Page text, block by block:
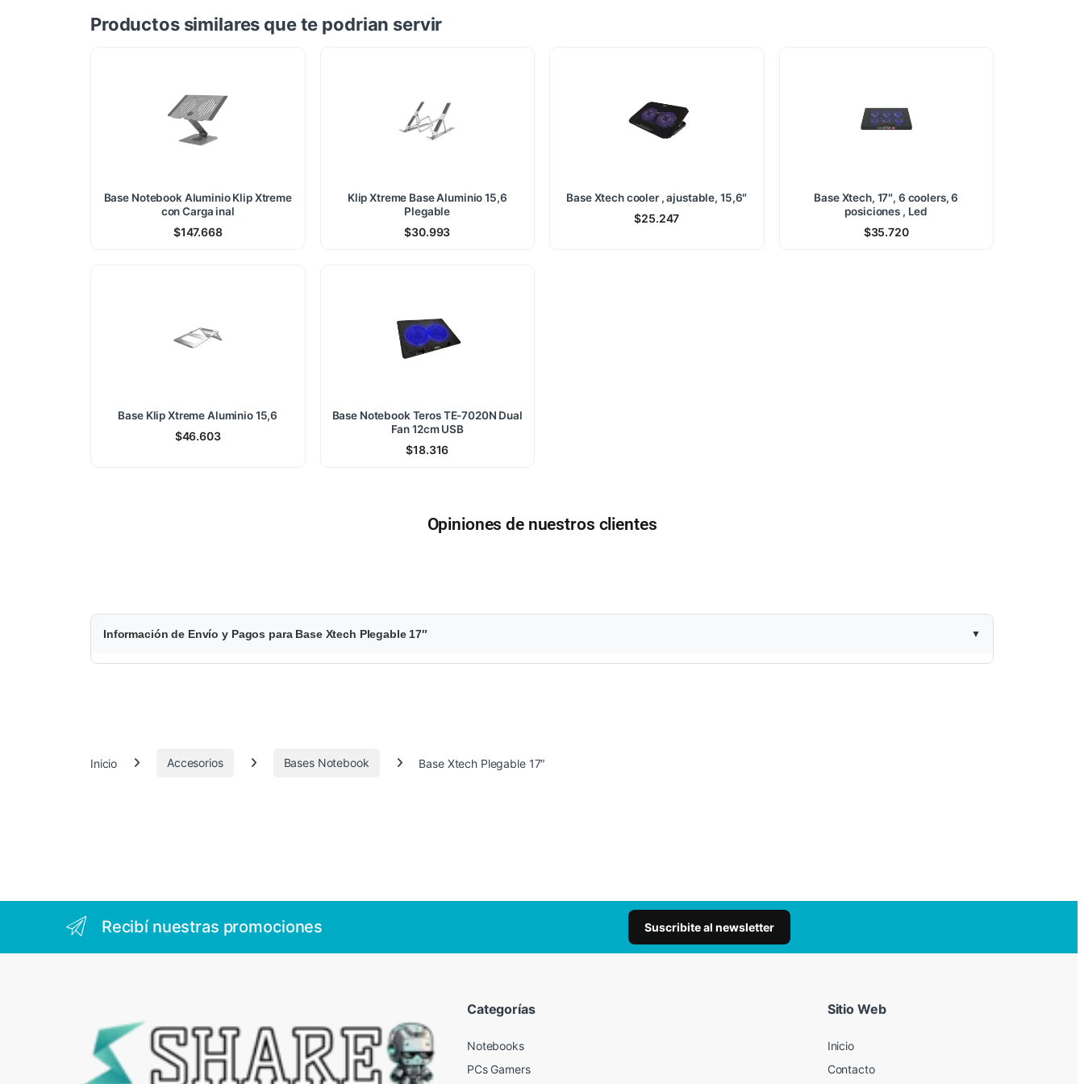
Productos similares que te podrian servir
Base Notebook Aluminio Klip Xtreme
con Carga inal
$147.668
Klip Xtreme Base Aluminio 15,6
Plegable
$30.993
Base Xtech cooler , ajustable, 15,6″
$25.247
Base Xtech, 17″, 6 coolers, 6
posiciones , Led
$35.720
Base Klip Xtreme Aluminio 15,6
$46.603
Base Notebook Teros TE-7020N Dual
Fan 12cm USB
$18.316
Opiniones de nuestros clientes
$
2
0
Información de Envío y Pagos para Base Xtech Plegable 17″
Inicio Accesorios Bases Notebook Base Xtech Plegable 17″
Recibí nuestras promociones Suscribite al newsletter
Categorías
Notebooks
PCs Gamers
Sitio Web
Inicio
Contacto